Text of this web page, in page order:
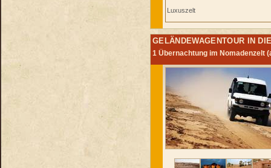
Luxuszelt
GELÄNDEWAGENTOUR IN
1 Übernachtung im Nomadenzelt